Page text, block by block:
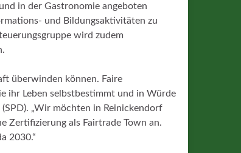
in der Gastronomie angeboten
und Bildungsaktivitäten zu
wird zudem
überwinden können. Faire
ihr Leben selbstbestimmt und in Würde
„Wir möchten in Reinickendorf
Zertifizierung als Fairtrade Town an.
2030.“